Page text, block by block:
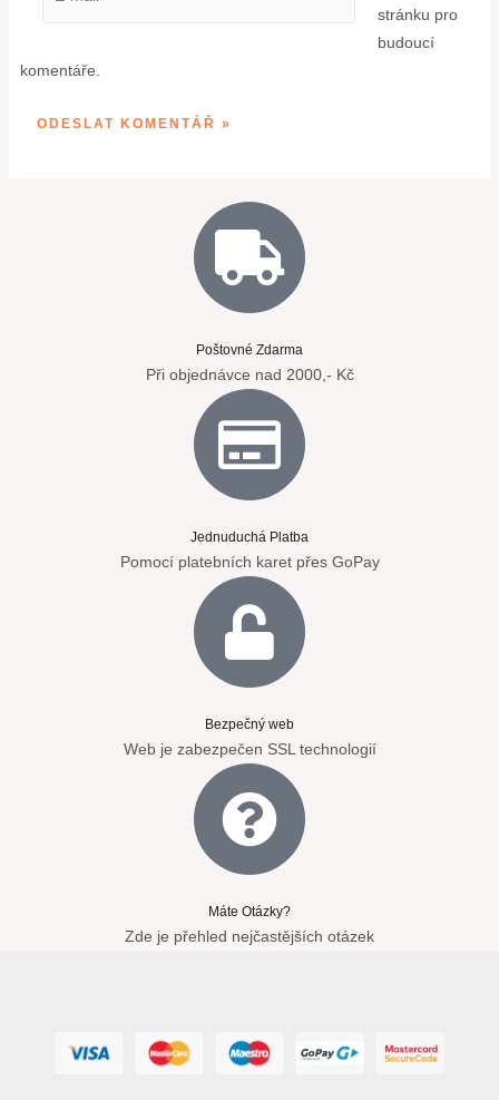
stránku pro
budoucí
komentáře.
Poštovné Zdarma
Při objednávce nad 2000,- Kč
Jednuduchá Platba
Pomocí platebních karet přes GoPay
Bezpečný web
Web je zabezpečen SSL technologií
Máte Otázky?
Zde je přehled nejčastějších otázek